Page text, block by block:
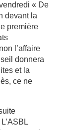
« De
devant la
première
l’affaire
donnera
et la
ce ne